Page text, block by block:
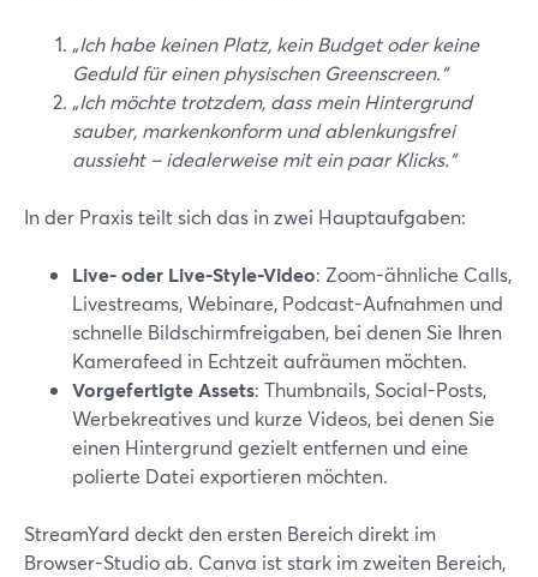
„Ich habe keinen Platz, kein Budget oder keine
Geduld für einen physischen Greenscreen.“
„Ich möchte trotzdem, dass mein Hintergrund
sauber, markenkonform und ablenkungsfrei
aussieht – idealerweise mit ein paar Klicks.“
In der Praxis teilt sich das in zwei Hauptaufgaben:
Live- oder Live-Style-Video: Zoom-ähnliche Calls,
Livestreams, Webinare, Podcast-Aufnahmen und
schnelle Bildschirmfreigaben, bei denen Sie Ihren
Kamerafeed in Echtzeit aufräumen möchten.
Vorgefertigte Assets: Thumbnails, Social-Posts,
Werbekreatives und kurze Videos, bei denen Sie
einen Hintergrund gezielt entfernen und eine
polierte Datei exportieren möchten.
StreamYard deckt den ersten Bereich direkt im
Browser-Studio ab. Canva ist stark im zweiten Bereich,